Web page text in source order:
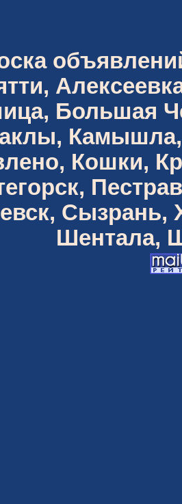
Большая
Камышла,
Кошки,
Шентала,